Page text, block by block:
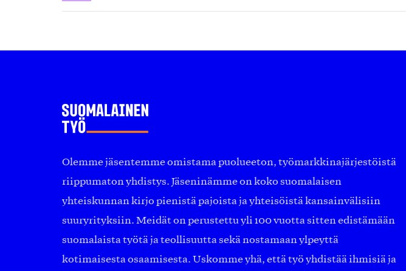
Olemme jäsentemme omistama puolueeton, työmarkkinajärjestöistä
riippumaton yhdistys. Jäseninämme on koko suomalaisen
yhteiskunnan kirjo pienistä pajoista ja yhteisöistä kansainvälisiin
suuryrityksiin. Meidät on perustettu yli 100 vuotta sitten edistämään
suomalaista työtä ja teollisuutta sekä nostamaan ylpeyttä
kotimaisesta osaamisesta. Uskomme yhä, että työ yhdistää ihmisiä ja